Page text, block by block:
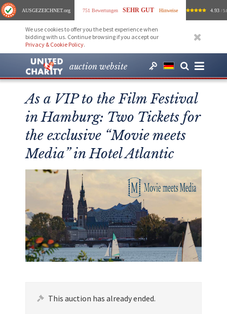
AUSGEZEICHNET.org 751 Bewertungen SEHR GUT Hinweise 4.93 /
We use cookies to offer you the best experience when
bidding with us. Continue browsing if you accept our
Privacy & Cookie Policy.
auction website
As a VIP to the Film Festival
in Hamburg: Two Tickets for
the exclusive “Movie meets
Media” in Hotel Atlantic
This auction has already ended.